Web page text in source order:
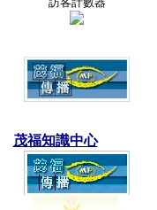
茂福知識中心